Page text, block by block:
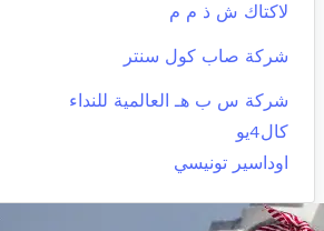
لاكتاك ش ذ م م
شركة صاب كول سنتر
شركة س ب هـ العالمية للنداء
كال4يو
اوداسير تونيسي